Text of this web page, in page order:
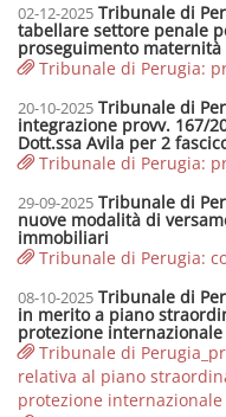
02-12-2025 Tribunale di
tabellare settore penale
proseguimento
Tribunale di Perugia:
20-10-2025 Tribunale di
integrazione provv. 167/
Dott.ssa Avila per 2
Tribunale di Perugia:
29-09-2025 Tribunale di
nuove modalità di
immobiliari
Tribunale di Perugia:
08-10-2025 Tribunale di
in merito a piano
protezione internazionale
Tribunale di
relativa al piano
protezione internazionale